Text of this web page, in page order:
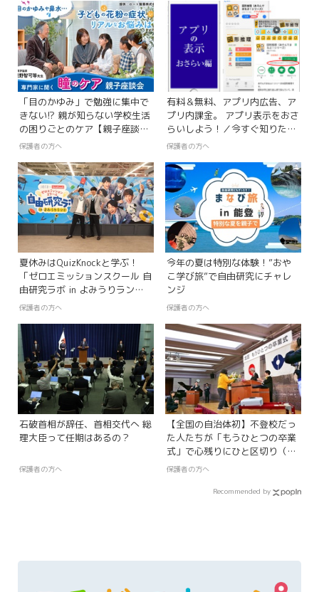
「目のかゆみ」で勉強に集中で
きない!? 親が知らない学校生活
の困りごとのケア【親子座談
会】
保護者の方へ
有料＆無料、アプリ内広告、ア
プリ内課金。 アプリ表示をおさ
らいしよう！／今すぐ知りた
い！ 親子のための、学ぶアプリ
保護者の方へ
夏休みはQuizKnockと学ぶ！
「ゼロエミッションスクール 自
由研究ラボ in よみうりラン
ド」
保護者の方へ
今年の夏は特別な体験！”おや
こ学び旅”で自由研究にチャレ
ンジ
保護者の方へ
石破首相が辞任、首相交代へ 総
理大臣って任期はあるの？
保護者の方へ
【全国の自治体初】不登校だっ
た人たちが「もうひとつの卒業
式」で心残りにひと区切り（東
京都北区）
保護者の方へ
Recommended by